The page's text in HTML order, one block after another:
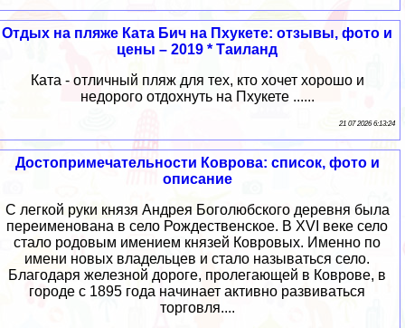
Отдых на пляже Ката Бич на Пхукете: отзывы, фото и
цены – 2019 * Таиланд
Ката - отличный пляж для тех, кто хочет хорошо и
недорого отдохнуть на Пхукете ......
21 07 2026 6:13:24
Достопримечательности Коврова: список, фото и
описание
С легкой руки князя Андрея Боголюбского деревня была
переименована в село Рождественское. В XVI веке село
стало родовым имением князей Ковровых. Именно по
имени новых владельцев и стало называться село.
Благодаря железной дороге, пролегающей в Коврове, в
городе с 1895 года начинает активно развиваться
торговля....